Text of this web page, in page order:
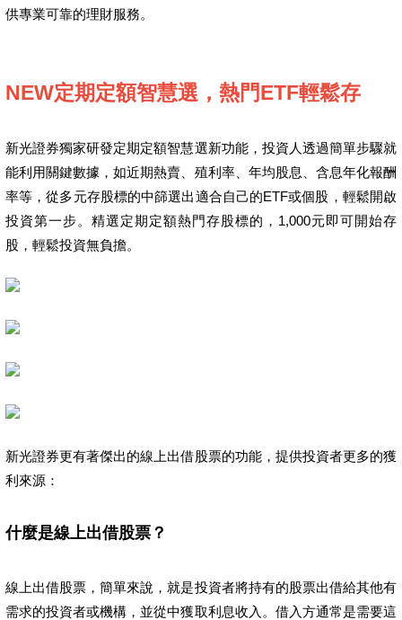
供專業可靠的理財服務。
NEW定期定額智慧選，熱門ETF輕鬆存
新光證券獨家研發定期定額智慧選新功能，投資人透過簡單步驟就
能利用關鍵數據，如近期熱賣、殖利率、年均股息、含息年化報酬
率等，從多元存股標的中篩選出適合自己的ETF或個股，輕鬆開啟
投資第一步。精選定期定額熱門存股標的，1,000元即可開始存
股，輕鬆投資無負擔。
新光證券更有著傑出的線上出借股票的功能，提供投資者更多的獲
利來源：
什麼是線上出借股票？
線上出借股票，簡單來說，就是投資者將持有的股票出借給其他有
需求的投資者或機構，並從中獲取利息收入。借入方通常是需要這